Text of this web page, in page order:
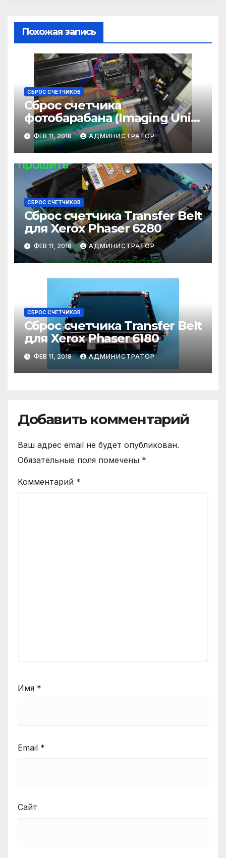
Похожая запись
СБРОС СЧЕТЧИКОВ
Сброс счетчика
фотобарабана (Imaging Unit)
на Xerox Phaser 6300 / 6350 /
6360
ФЕВ 11, 2018 АДМИНИСТРАТОР
СБРОС СЧЕТЧИКОВ
Сброс счетчика Transfer Belt
для Xerox Phaser 6280
ФЕВ 11, 2018 АДМИНИСТРАТОР
СБРОС СЧЕТЧИКОВ
Сброс счетчика Transfer Belt
для Xerox Phaser 6180
ФЕВ 11, 2018 АДМИНИСТРАТОР
Добавить комментарий
Ваш адрес email не будет опубликован.
Обязательные поля помечены *
Комментарий *
Имя *
Email *
Сайт